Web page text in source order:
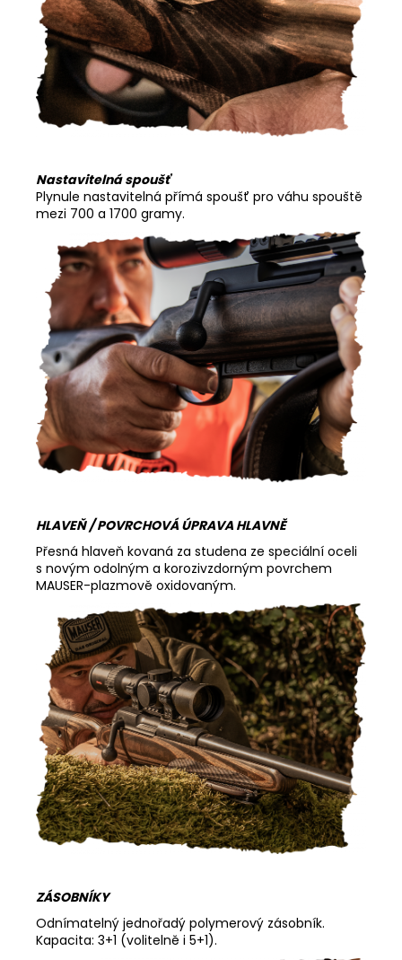
Nastavitelná spoušť
Plynule nastavitelná přímá spoušť pro váhu spouště
mezi 700 a 1700 gramy.
HLAVEŇ / POVRCHOVÁ ÚPRAVA HLAVNĚ
Přesná hlaveň kovaná za studena ze speciální oceli
s novým odolným a korozivzdorným povrchem
MAUSER-plazmově oxidovaným.
ZÁSOBNÍKY
Odnímatelný jednořadý polymerový zásobník.
Kapacita: 3+1 (volitelně i 5+1).